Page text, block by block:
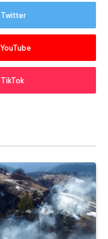
Twitter
YouTube
TikTok